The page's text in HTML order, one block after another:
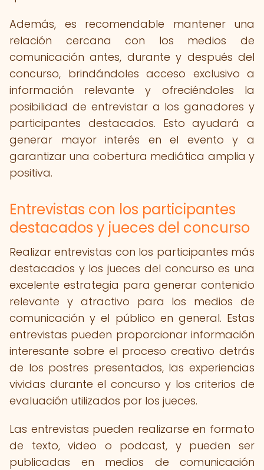
Además, es recomendable mantener una
relación cercana con los medios de
comunicación antes, durante y después del
concurso, brindándoles acceso exclusivo a
información relevante y ofreciéndoles la
posibilidad de entrevistar a los ganadores y
participantes destacados. Esto ayudará a
generar mayor interés en el evento y a
garantizar una cobertura mediática amplia y
positiva.
Entrevistas con los participantes
destacados y jueces del concurso
Realizar entrevistas con los participantes más
destacados y los jueces del concurso es una
excelente estrategia para generar contenido
relevante y atractivo para los medios de
comunicación y el público en general. Estas
entrevistas pueden proporcionar información
interesante sobre el proceso creativo detrás
de los postres presentados, las experiencias
vividas durante el concurso y los criterios de
evaluación utilizados por los jueces.
Las entrevistas pueden realizarse en formato
de texto, video o podcast, y pueden ser
publicadas en medios de comunicación